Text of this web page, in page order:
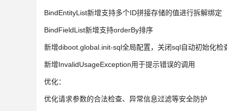
BindEntityList新增支持多个ID拼接存储的值进行拆解绑定
BindFieldList新增支持orderBy排序
新增diboot.global.init-sql全局配置，关闭sql自动初始化检
新增InvalidUsageException用于提示错误的调用
优化：
优化请求参数的合法检查、异常信息过滤等安全防护